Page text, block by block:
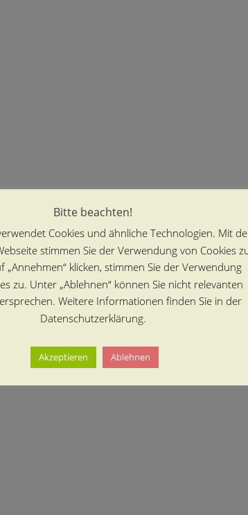
Bitte beachten!
Cookies und ähnliche Technologien. Mit
stimmen Sie der Verwendung von Cookies
„Annehmen“ klicken, stimmen Sie der Verwendung
zu. Unter „Ablehnen“ können Sie nicht relevanten
Weitere Informationen finden Sie in der
Datenschutzerklärung.
Akzeptieren Ablehnen